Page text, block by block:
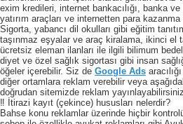
exim kredileri, internet bankacılığı, banka ve
yatırım araçları ve internetten para
Sigorta, yabancı dil okulları gibi eğitim
taşınmaz eşyalar ve araç kiralama, ikinci el
ücretsiz eleman ilanları ile ilgili bilimum
diyet ve özel sağlık sigortası gibi insan
öğeler içerebilir. Siz de Google Ads
diğer ortamlara reklam verebilir veya
doğrudan sitemizde reklam yayınlayabilirsiniz.
‼️ İtirazi kayıt (çekince) hususları nelerdir?
Bahse konu reklamlar üzerinde hiçbir